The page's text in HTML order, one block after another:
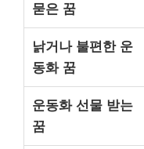
묻은 꿈
낡거나 불편한 운
동화 꿈
운동화 선물 받는
꿈